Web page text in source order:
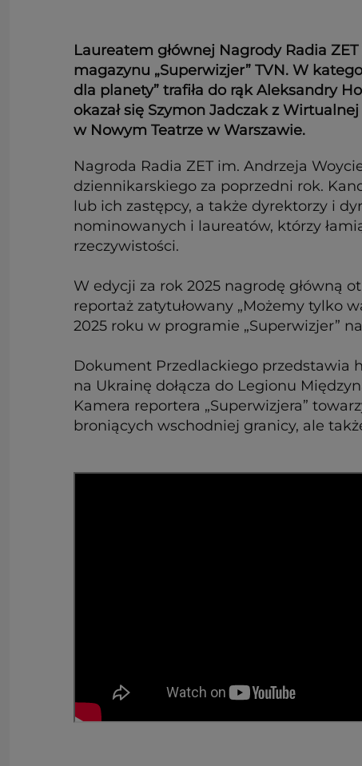
Laureatem głównej Nagrody Radia
magazynu „Superwizjer” TVN. W
dla planety” trafiła do rąk Aleksandry
okazał się Szymon Jadczak z
w Nowym Teatrze w Warszawie.
Nagroda Radia ZET im. Andrzeja
dziennikarskiego za poprzedni rok.
lub ich zastępcy, a także dyrektorzy i
nominowanych i laureatów, którzy
rzeczywistości.
W edycji za rok 2025 nagrodę główną
reportaż zatytułowany „Możemy tylko
2025 roku w programie „Superwizjer”
Dokument Przedlackiego przedstawia
na Ukrainę dołącza do Legionu
Kamera reportera „Superwizjera”
broniących wschodniej granicy, ale